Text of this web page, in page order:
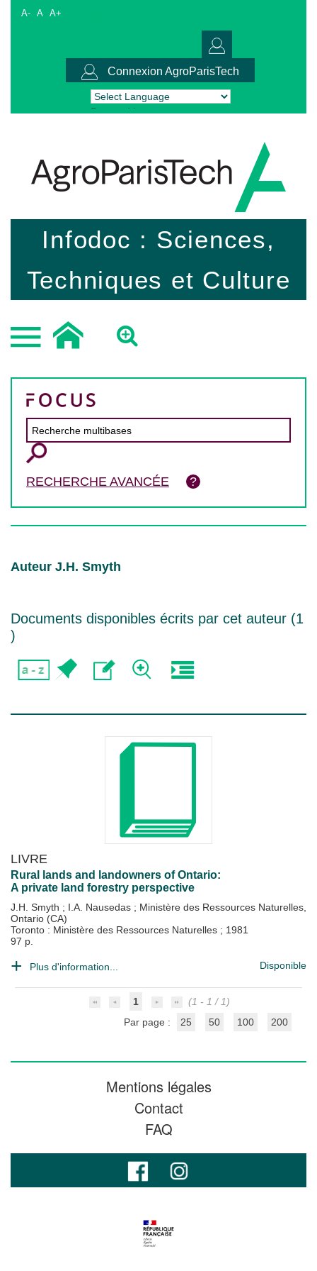
A- A A+
Connexion AgroParisTech
Powered by Translate
Infodoc : Sciences,
Techniques et Culture
RECHERCHE AVANCÉE
Auteur J.H. Smyth
Documents disponibles écrits par cet auteur (1
)
LIVRE
Rural lands and landowners of Ontario:
A private land forestry perspective
J.H. Smyth ; I.A. Nausedas ; Ministère des Ressources Naturelles,
Ontario (CA)
Toronto : Ministère des Ressources Naturelles ; 1981
97 p.
Plus d'information... Disponible
1
(1 - 1 / 1)
Par page :
25 50 100 200
Mentions légales
Contact
FAQ